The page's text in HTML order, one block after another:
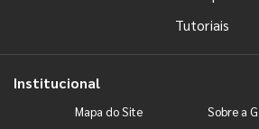
Tutoriais
Institucional
Mapa do Site Sobre a